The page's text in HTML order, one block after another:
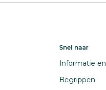
Snel naar
Informatie
Begrippen